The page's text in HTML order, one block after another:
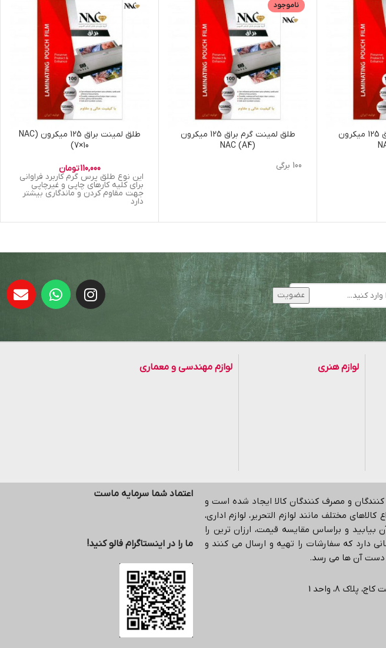
طلق لمینت گرم براق 125 میکرون
ناموجود
طلق لمینت گرم براق 125 میکرون
(NAC (A4
100 برگی
طلق لمینت براق 125 میکرون (NAC
(7×10
110,000تومان
این نوع طلق پرس گرم کاربرد فراوانی
برای کلیه کارهای چاپی و غیرچاپی
جهت مقاوم کردن و ماندگاری بیشتر
دارد
لوازم هنری لوازم مهندسی و معماری
و مصرف کنندگان کالا ایجاد شده است و
کالاهای مختلف مانند لوازم التحریر، لوازم اداری،
و براساس مقایسه قیمت، ارزان ترین را
دارد که سفارشات را تهیه و ارسال می کنند و
دست آن ها می رسد.
۸، واحد 1
اعتماد شما سرمایه ماست
ما را در اینستاگرام فالو کنید!